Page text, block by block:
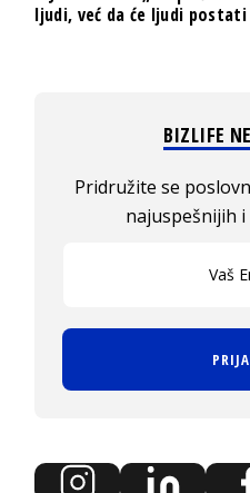
ljudi, već da će ljudi postati
BIZLIFE
Pridružite se
najuspešnijih